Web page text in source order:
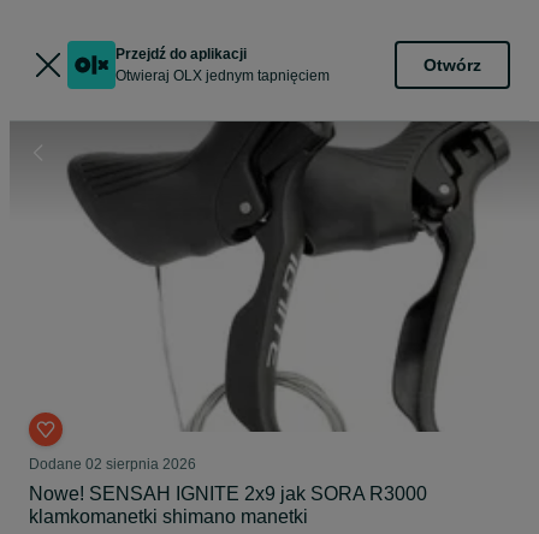
Przejdź do aplikacji
Otwieraj OLX jednym tapnięciem
Otwórz
Dodane 02 sierpnia 2026
Nowe! SENSAH IGNITE 2x9 jak SORA R3000
klamkomanetki shimano manetki